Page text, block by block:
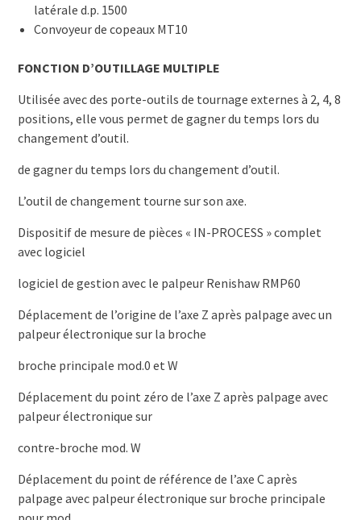
latérale d.p. 1500
Convoyeur de copeaux MT10
FONCTION D’OUTILLAGE MULTIPLE
Utilisée avec des porte-outils de tournage externes à 2, 4, 8
positions, elle vous permet de gagner du temps lors du
changement d’outil.
de gagner du temps lors du changement d’outil.
L’outil de changement tourne sur son axe.
Dispositif de mesure de pièces « IN-PROCESS » complet
avec logiciel
logiciel de gestion avec le palpeur Renishaw RMP60
Déplacement de l’origine de l’axe Z après palpage avec un
palpeur électronique sur la broche
broche principale mod.0 et W
Déplacement du point zéro de l’axe Z après palpage avec
palpeur électronique sur
contre-broche mod. W
Déplacement du point de référence de l’axe C après
palpage avec palpeur électronique sur broche principale